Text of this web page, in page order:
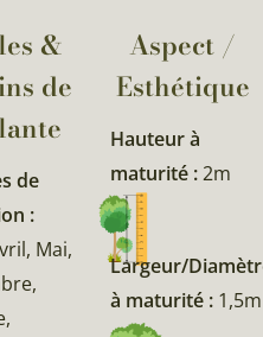
&
de
de
:
Mai,
Aspect /
Esthétique
Hauteur à
maturité :2m
Largeur/
à maturité : 1,5m